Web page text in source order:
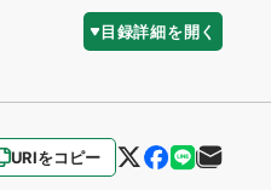
目録詳細を開く
URIをコピー